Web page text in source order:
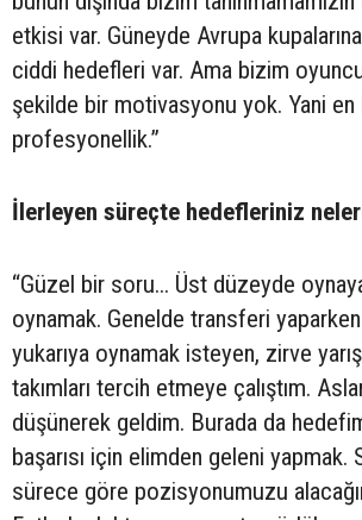
etkisi var. Güneyde Avrupa
ciddi hedefleri var. Ama bizim
şekilde bir motivasyonu yok. Yani
profesyonellik.”
İlerleyen süreçte hedefleriniz
“Güzel bir soru... Üst düzeyde
oynamak. Genelde transferi
yukarıya oynamak isteyen, zirve
takımları tercih etmeye çalıştım.
düşünerek geldim. Burada da
başarısı için elimden geleni yapmak.
sürece göre pozisyonumuzu